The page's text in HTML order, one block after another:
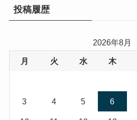
投稿履歴
2026年8月
月 火 水 木
3 4 5 6